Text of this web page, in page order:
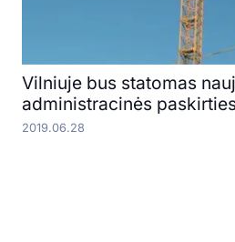
Vilniuje bus statomas
administracinės
2019.06.28